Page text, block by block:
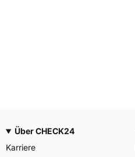
Über CHECK24
Karriere